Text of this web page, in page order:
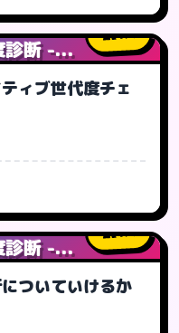
診断 -...
1人
ィブ世代度チェ
診断 -...
1人
ついていけるか